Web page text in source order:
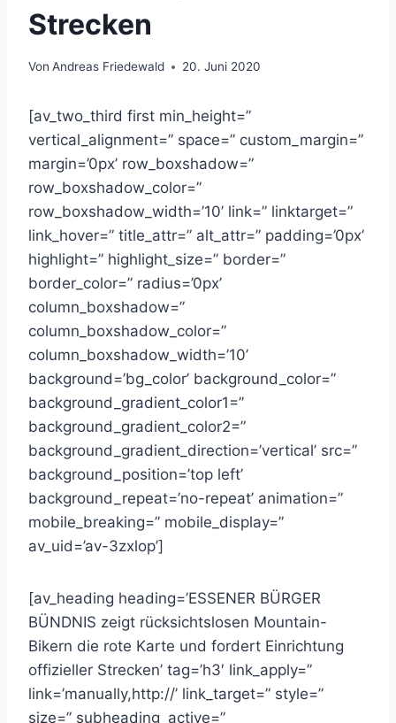
Strecken
Von Andreas Friedewald 20. Juni 2020
[av_two_third first min_height=”
vertical_alignment=” space=” custom_margin=”
margin=’0px’ row_boxshadow=”
row_boxshadow_color=”
row_boxshadow_width=’10’ link=” linktarget=”
link_hover=” title_attr=” alt_attr=” padding=’0px’
highlight=” highlight_size=” border=”
border_color=” radius=’0px’
column_boxshadow=”
column_boxshadow_color=”
column_boxshadow_width=’10’
background=’bg_color’ background_color=”
background_gradient_color1=”
background_gradient_color2=”
background_gradient_direction=’vertical’ src=”
background_position=’top left’
background_repeat=’no-repeat’ animation=”
mobile_breaking=” mobile_display=”
av_uid=’av-3zxlop’]
[av_heading heading=’ESSENER BÜRGER
BÜNDNIS zeigt rücksichtslosen Mountain-
Bikern die rote Karte und fordert Einrichtung
offizieller Strecken’ tag=’h3′ link_apply=”
link=’manually,http://’ link_target=” style=”
size=” subheading_active=”